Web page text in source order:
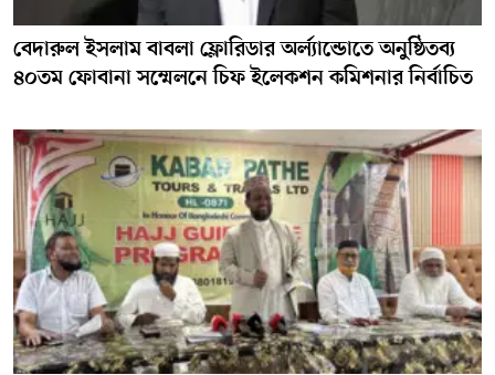
বেদারুল ইসলাম বাবলা ফ্লোরিডার অর্ল্যান্ডোতে অনুষ্ঠিতব্য
৪০তম ফোবানা সম্মেলনে চিফ ইলেকশন কমিশনার নির্বাচিত